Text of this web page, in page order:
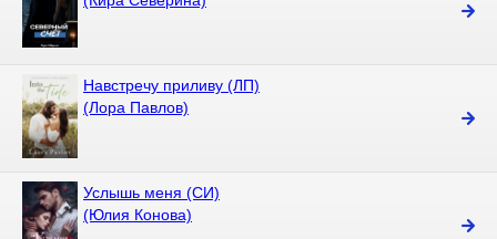
Навстречу приливу (ЛП)
(Лора Павлов)
Услышь меня (СИ)
(Юлия Конова)